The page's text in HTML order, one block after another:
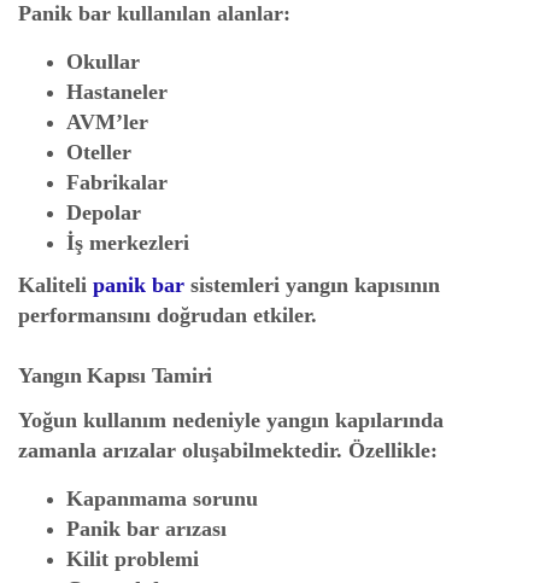
Panik bar kullanılan alanlar:
Okullar
Hastaneler
AVM’ler
Oteller
Fabrikalar
Depolar
İş merkezleri
Kaliteli panik bar sistemleri yangın kapısının
performansını doğrudan etkiler.
Yangın Kapısı Tamiri
Yoğun kullanım nedeniyle yangın kapılarında
zamanla arızalar oluşabilmektedir. Özellikle:
Kapanmama sorunu
Panik bar arızası
Kilit problemi